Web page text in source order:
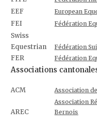
EEF European
FEI Fédération
Swiss
Equestrian
Fédération
FER Fédération
Associations
ACM Association
AREC
Association
Bernois